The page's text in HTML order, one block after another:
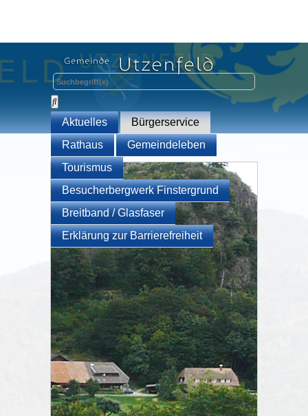
Aktuelles
Bürgerservice
Rathaus
Gemeindeleben
Tourismus
Besucherbergwerk Finstergrund
Breitband / Glasfaser
Erklärung zur Barrierefreiheit